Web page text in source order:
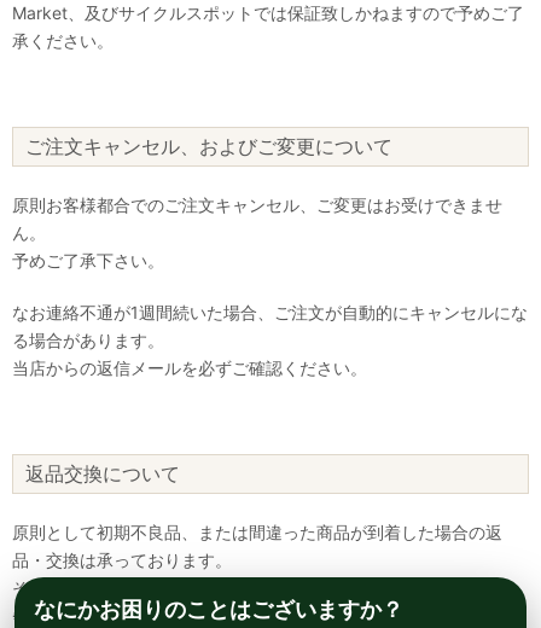
Market、及びサイクルスポットでは保証致しかねますので予めご了
承ください。
ご注文キャンセル、およびご変更について
原則お客様都合でのご注文キャンセル、ご変更はお受けできませ
ん。
予めご了承下さい。
なお連絡不通が1週間続いた場合、ご注文が自動的にキャンセルにな
る場合があります。
当店からの返信メールを必ずご確認ください。
返品交換について
原則として初期不良品、または間違った商品が到着した場合の返
品・交換は承っております。
それ以外については、ご対応致しかねます。
※製造上の欠陥が発覚し、同一商品が確保できない際は、返品・返
なにかお困りのことはございますか？